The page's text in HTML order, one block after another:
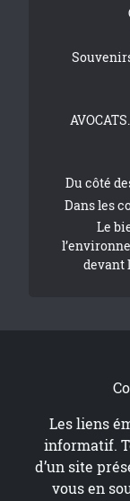
Du côté
Dans les
Le
devant
Les liens
informatif.
d’un site
vous en